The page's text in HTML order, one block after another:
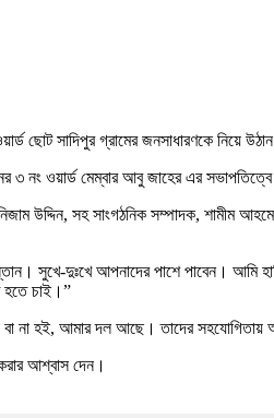
ছোট সাদিপুর গ্রামের জনসাধারণকে নিয়ে
৩ নং ওয়ার্ড মেম্বার আবু জাহের এর
উদ্দিন, সহ সাংগঠনিক সম্পাদক, শামীম
সুখে-দুঃখে আপনাদের পাশে পাবেন। আমি
হতে চাই।”
বা না হই, আমার দল আছে। তাদের
আশ্বাস দেন।